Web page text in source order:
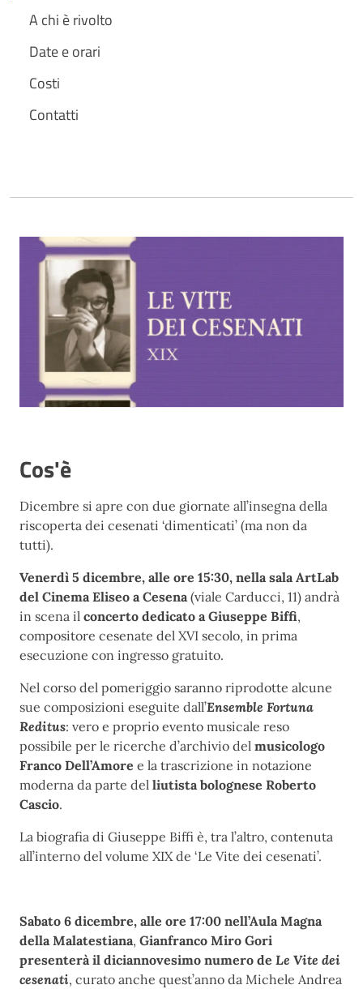
A chi è rivolto
Date e orari
Costi
Contatti
Cos'è
Dicembre si apre con due giornate all’insegna della
riscoperta dei cesenati ‘dimenticati’ (ma non da
tutti).
Venerdì 5 dicembre, alle ore 15:30, nella sala ArtLab
del Cinema Eliseo a Cesena(viale Carducci, 11) andrà
in scena il concerto dedicato a Giuseppe Biffi,
compositore cesenate del XVI secolo, in prima
esecuzione con ingresso gratuito.
Nel corso del pomeriggio saranno riprodotte alcune
sue composizioni eseguite dall’Ensemble Fortuna
Reditus: vero e proprio evento musicale reso
possibile per le ricerche d’archivio del musicologo
Franco Dell’Amore e la trascrizione in notazione
moderna da parte del liutista bolognese Roberto
Cascio.
La biografia di Giuseppe Biffi è, tra l’altro, contenuta
all’interno del volume XIX de ‘Le Vite dei cesenati’.
Sabato 6 dicembre, alle ore 17:00 nell’Aula Magna
della Malatestiana, Gianfranco Miro Gori
presenterà il diciannovesimo numero de Le Vite dei
cesenati, curato anche quest’anno da Michele Andrea